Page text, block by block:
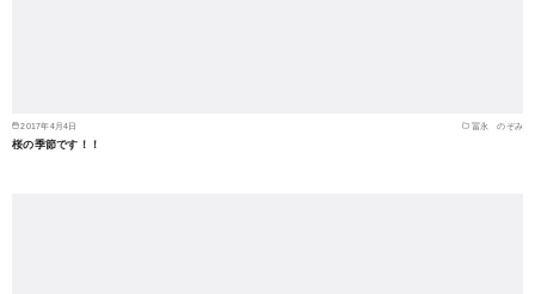
2017年4月4日 冨永 のぞみ
桜の季節です！！